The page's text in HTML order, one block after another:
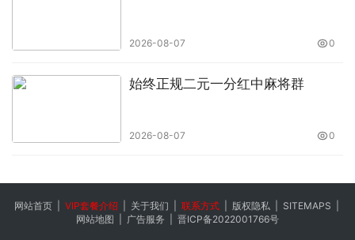
2026-08-07 0
始终正规二元一分红中麻将群
2026-08-07 0
网站首页| VIP套餐介绍 关于我们 联系方式| 版权隐私| SITEMAPS
网站地图
广告服务 晋ICP备2022001766号